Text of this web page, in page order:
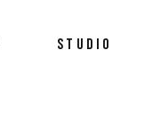
STUDIO